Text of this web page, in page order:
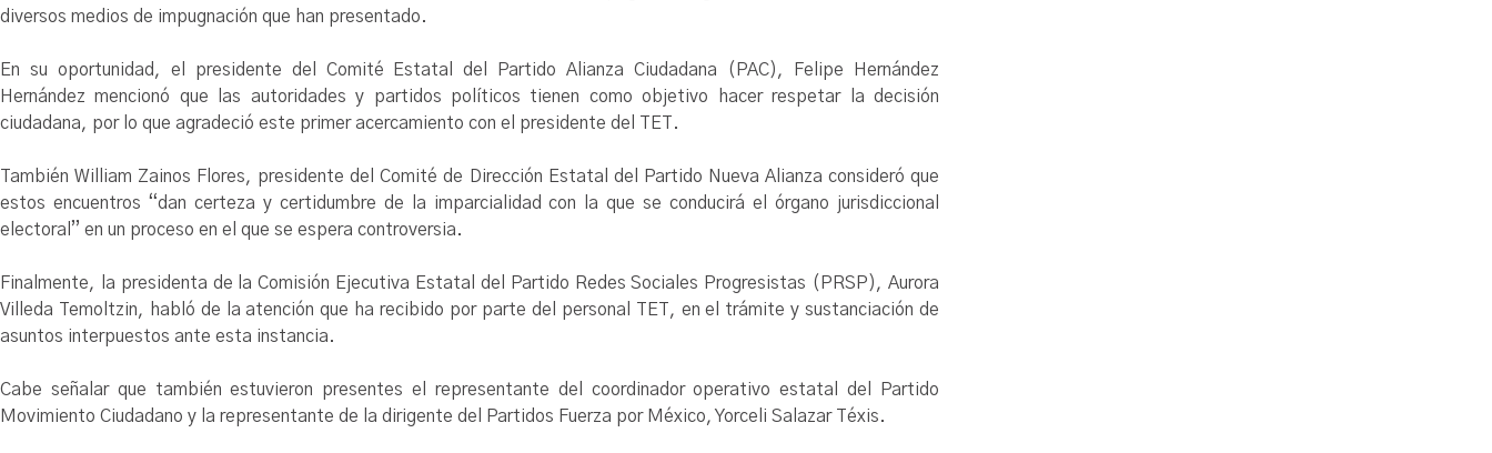
diversos medios de impugnación que han presentado.
En su oportunidad, el presidente del Comité Estatal del Partido Alianza Ciudadana (PAC), Felipe Hernández
Hernández mencionó que las autoridades y partidos políticos tienen como objetivo hacer respetar la decisión
ciudadana, por lo que agradeció este primer acercamiento con el presidente del TET.
También William Zainos Flores, presidente del Comité de Dirección Estatal del Partido Nueva Alianza consideró que
estos encuentros “dan certeza y certidumbre de la imparcialidad con la que se conducirá el órgano jurisdiccional
electoral” en un proceso en el que se espera controversia.
Finalmente, la presidenta de la Comisión Ejecutiva Estatal del Partido Redes Sociales Progresistas (PRSP), Aurora
Villeda Temoltzin, habló de la atención que ha recibido por parte del personal TET, en el trámite y sustanciación de
asuntos interpuestos ante esta instancia.
Cabe señalar que también estuvieron presentes el representante del coordinador operativo estatal del Partido
Movimiento Ciudadano y la representante de la dirigente del Partidos Fuerza por México, Yorceli Salazar Téxis.